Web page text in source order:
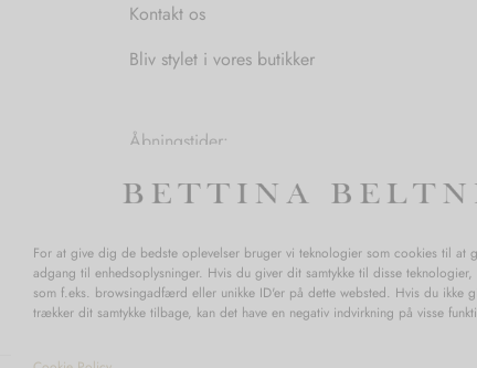
For at give dig de bedste oplevelser bruger vi teknologier som cookies til at
adgang til enhedsoplysninger. Hvis du giver dit samtykke til disse
som f.eks. browsingadfærd eller unikke ID'er på dette websted. Hvis du ikke
trækker dit samtykke tilbage, kan det have en negativ indvirkning på visse
Kontakt os
Bliv stylet i vores butikker
Åbningstider:
Lørdag: 11.00-15.00